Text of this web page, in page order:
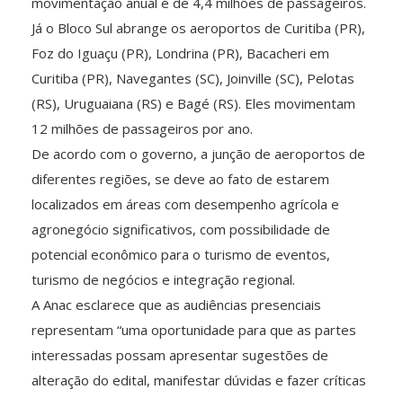
Já o Bloco Sul abrange os aeroportos de Curitiba (PR),
Foz do Iguaçu (PR), Londrina (PR), Bacacheri em
Curitiba (PR), Navegantes (SC), Joinville (SC), Pelotas
(RS), Uruguaiana (RS) e Bagé (RS). Eles movimentam
12 milhões de passageiros por ano.
De acordo com o governo, a junção de aeroportos de
diferentes regiões, se deve ao fato de estarem
localizados em áreas com desempenho agrícola e
agronegócio significativos, com possibilidade de
potencial econômico para o turismo de eventos,
turismo de negócios e integração regional.
A Anac esclarece que as audiências presenciais
representam “uma oportunidade para que as partes
interessadas possam apresentar sugestões de
alteração do edital, manifestar dúvidas e fazer críticas